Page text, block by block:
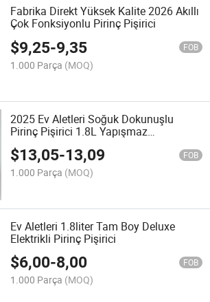
Fabrika Direkt Yüksek Kalite 2026 Akıllı
Çok Fonksiyonlu Pirinç Pişirici
$9,25-9,35 FOB
1.000 Parça (MOQ)
2025 Ev Aletleri Soğuk Dokunuşlu
Pirinç Pişirici 1.8L Yapışmaz
Çıkarılabilir İç Tencere
$13,05-13,09 FOB
1.000 Parça (MOQ)
Ev Aletleri 1.8liter Tam Boy Deluxe
Elektrikli Pirinç Pişirici
$6,00-8,00 FOB
1.000 Parça (MOQ)